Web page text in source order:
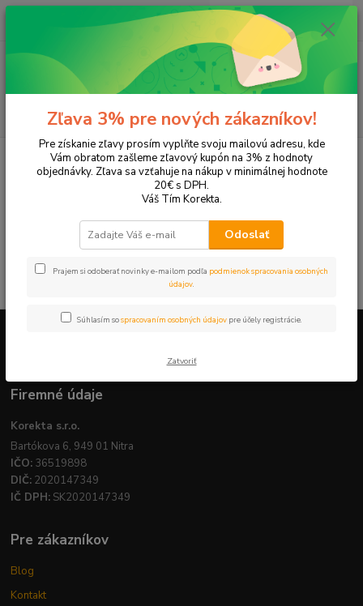
Hľadať
ks
za 0,00 EUR
Tonery a náplne do tlačiarní Hewlett Packard
HP DeskJet
DeskJet D2345
DeskJet D2345
V tejto kategórii nebol nájdený žiadny tovar.
Firemné údaje a informácie
Firemné údaje
Korekta s.r.o.
Bartókova 6, 949 01 Nitra
IČO: 36519898
DIČ: 2020147349
IČ DPH: SK2020147349
Pre zákazníkov
Blog
Kontakt
Zľava 3% pre nových zákazníkov!
Pre získanie zľavy prosím vyplňte svoju mailovú adresu, kde
Vám obratom zašleme zľavový kupón na 3% z hodnoty
objednávky. Zľava sa vzťahuje na nákup v minimálnej hodnote
20€ s DPH.
Váš Tím Korekta.
Odoslať
Prajem si odoberať novinky e-mailom podľa podmienok spracovania osobných
údajov.
Súhlasím sospracovaním osobných údajov pre účely registrácie.
Zatvoriť